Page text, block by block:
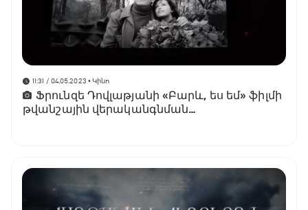
11:31 / 04.05.2023 • Կինո
Ֆրունզե Դովլաթյանի «Բարև, ես եմ» ֆիլմի
թվանշային վերականգնման